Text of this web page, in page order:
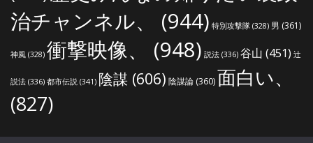
治チャンネル、
(944) 特別攻撃隊 (328) 男 (361)
神風 (328) 衝撃映像、 (948) 説法 (336) 谷山 (451) 辻
説法 (336) 都市伝説 (341) 陰謀 (606) 陰謀論 (360)面白い、
(827)